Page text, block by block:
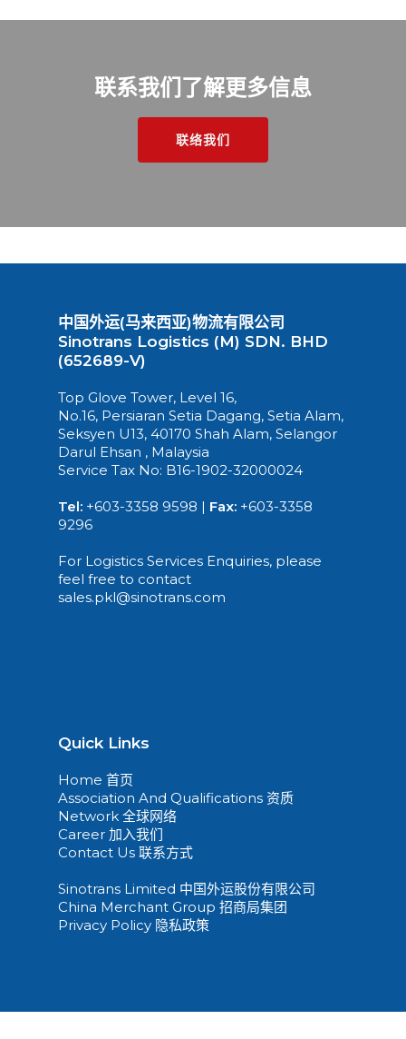
联系我们了解更多信息
联络我们
中国外运(马来西亚)物流有限公司
Sinotrans Logistics (M) SDN. BHD
(652689-V)
Top Glove Tower, Level 16,
No.16, Persiaran Setia Dagang, Setia Alam,
Seksyen U13, 40170 Shah Alam, Selangor
Darul Ehsan , Malaysia
Service Tax No: B16-1902-32000024
Tel: +603-3358 9598 | Fax: +603-3358
9296
For Logistics Services Enquiries, please
feel free to contact
sales.pkl@sinotrans.com
Quick Links
Home 首页
Association And Qualifications 资质
Network 全球网络
Career 加入我们
Contact Us 联系方式
Sinotrans Limited 中国外运股份有限公司
China Merchant Group 招商局集团
Privacy Policy 隐私政策